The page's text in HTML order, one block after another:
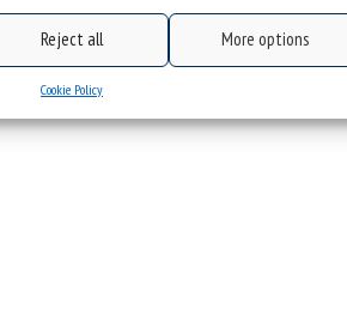
Reject all More options
Cookie Policy